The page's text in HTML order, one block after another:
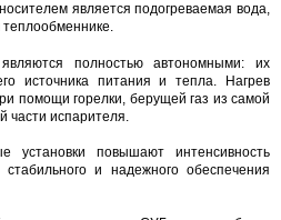
является подогреваемая вода,
полностью автономными: их
источника питания и тепла. Нагрев
помощи горелки, берущей газ из самой
части испарителя.
установки повышают интенсивность
и надежного обеспечения